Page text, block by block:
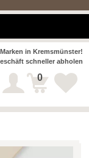
in Kremsmünster!
schneller abholen
0